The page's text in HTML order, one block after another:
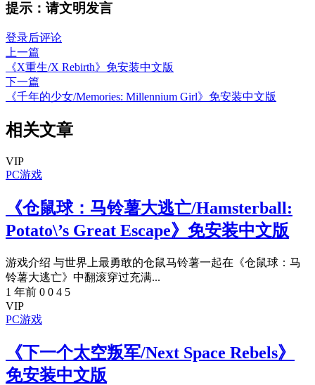
提示：请文明发言
登录后评论
上一篇
《X重生/X Rebirth》免安装中文版
下一篇
《千年的少女/Memories: Millennium Girl》免安装中文版
相关文章
VIP
PC游戏
《仓鼠球：马铃薯大逃亡/Hamsterball:
Potato\’s Great Escape》免安装中文版
游戏介绍 与世界上最勇敢的仓鼠马铃薯一起在《仓鼠球：马
铃薯大逃亡》中翻滚穿过充满...
1 年前 0 0 4 5
VIP
PC游戏
《下一个太空叛军/Next Space Rebels》
免安装中文版